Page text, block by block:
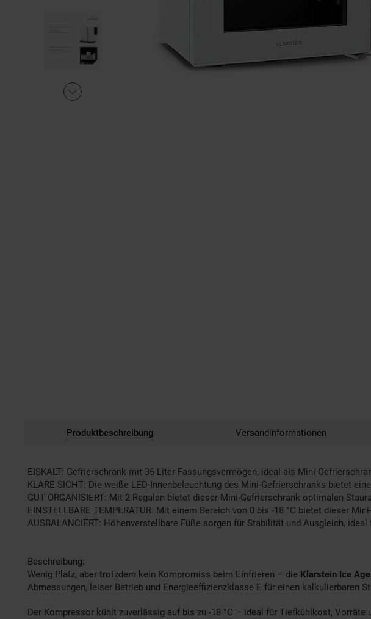
Produktbeschreibung Versandinformationen
EISKALT: Gefrierschrank mit 36 Liter Fassungsvermögen, ideal als Mini-
KLARE SICHT: Die weiße LED-Innenbeleuchtung des Mini-Gefrierschranks bietet
GUT ORGANISIERT: Mit 2 Regalen bietet dieser Mini-Gefrierschrank optimalen
EINSTELLBARE TEMPERATUR: Mit einem Bereich von 0 bis -18 °C bietet dieser
AUSBALANCIERT: Höhenverstellbare Füße sorgen für Stabilität und Ausgleich,
Beschreibung:
Wenig Platz, aber trotzdem kein Kompromiss beim Einfrieren – die Klarstein Ice
Abmessungen, leiser Betrieb und Energieeffizienzklasse E für einen kalkulierbaren
Der Kompressor kühlt zuverlässig auf bis zu -18 °C – ideal für Tiefkühlkost,